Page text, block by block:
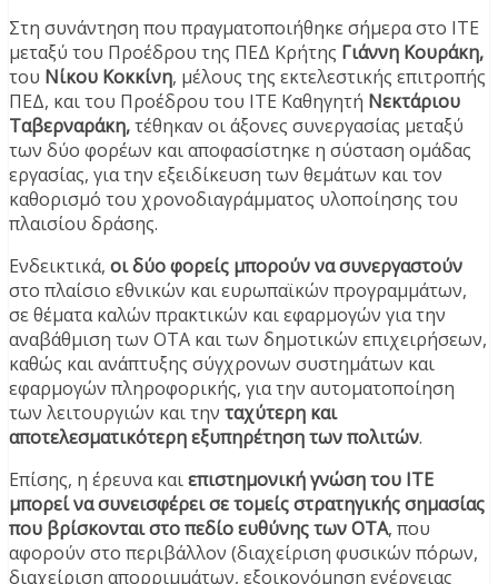
Στη συνάντηση που πραγματοποιήθηκε σήμερα στο ΙΤΕ
μεταξύ του Προέδρου της ΠΕΔ Κρήτης Γιάννη Κουράκη,
του Νίκου Κοκκίνη, μέλους της εκτελεστικής επιτροπής
ΠΕΔ, και του Προέδρου του ΙΤΕ Καθηγητή Νεκτάριου
Ταβερναράκη,τέθηκαν οι άξονες συνεργασίας μεταξύ
των δύο φορέων και αποφασίστηκε η σύσταση ομάδας
εργασίας, για την εξειδίκευση των θεμάτων και τον
καθορισμό του χρονοδιαγράμματος υλοποίησης του
πλαισίου δράσης.
Ενδεικτικά, οι δύο φορείς μπορούν να συνεργαστούν
στο πλαίσιο εθνικών και ευρωπαϊκών προγραμμάτων,
σε θέματα καλών πρακτικών και εφαρμογών για την
αναβάθμιση των ΟΤΑ και των δημοτικών επιχειρήσεων,
καθώς και ανάπτυξης σύγχρονων συστημάτων και
εφαρμογών πληροφορικής, για την αυτοματοποίηση
των λειτουργιών και την ταχύτερη και
αποτελεσματικότερη εξυπηρέτηση των πολιτών.
Επίσης, η έρευνα καιεπιστημονική γνώση του ΙΤΕ
μπορεί να συνεισφέρει σε τομείς στρατηγικής σημασίας
που βρίσκονται στο πεδίο ευθύνης των ΟΤΑ, που
αφορούν στο περιβάλλον (διαχείριση φυσικών πόρων,
διαχείριση απορριμμάτων, εξοικονόμηση ενέργειας